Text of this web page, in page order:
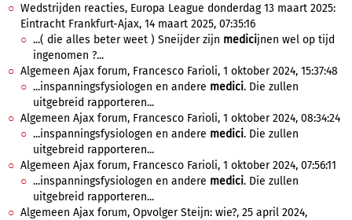
Wedstrijden reacties, Europa League donderdag 13 maart 2025:
Eintracht Frankfurt-Ajax, 14 maart 2025, 07:35:16
...( die alles beter weet ) Sneijder zijn medicijnen wel op tijd
ingenomen ?...
Algemeen Ajax forum, Francesco Farioli, 1 oktober 2024, 15:37:48
...inspanningsfysiologen en andere medici. Die zullen
uitgebreid rapporteren...
Algemeen Ajax forum, Francesco Farioli, 1 oktober 2024, 08:34:24
...inspanningsfysiologen en andere medici. Die zullen
uitgebreid rapporteren...
Algemeen Ajax forum, Francesco Farioli, 1 oktober 2024, 07:56:11
...inspanningsfysiologen en andere medici. Die zullen
uitgebreid rapporteren...
Algemeen Ajax forum, Opvolger Steijn: wie?, 25 april 2024,